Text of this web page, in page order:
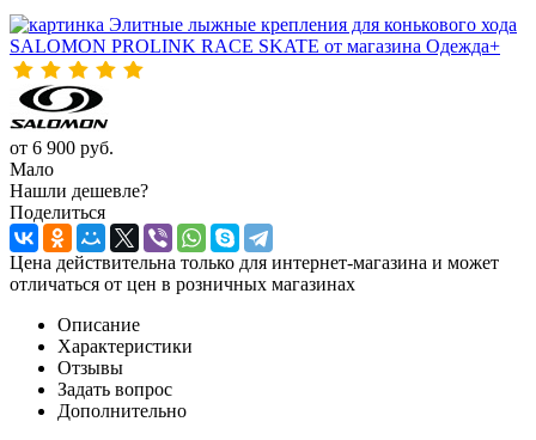
от 6 900 руб.
Мало
Нашли дешевле?
Поделиться
Цена действительна только для интернет-магазина и может
отличаться от цен в розничных магазинах
Описание
Характеристики
Отзывы
Задать вопрос
Дополнительно